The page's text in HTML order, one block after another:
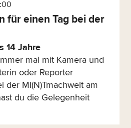
für einen Tag bei der
14 Jahre
mal mit Kamera und
oder Reporter
der MI(N)Tmachwelt am
du die Gelegenheit